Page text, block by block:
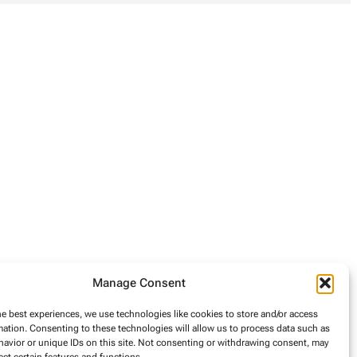
Manage Consent
best experiences, we use technologies like cookies to store and/or access
Consenting to these technologies will allow us to process data such as
or unique IDs on this site. Not consenting or withdrawing consent, may